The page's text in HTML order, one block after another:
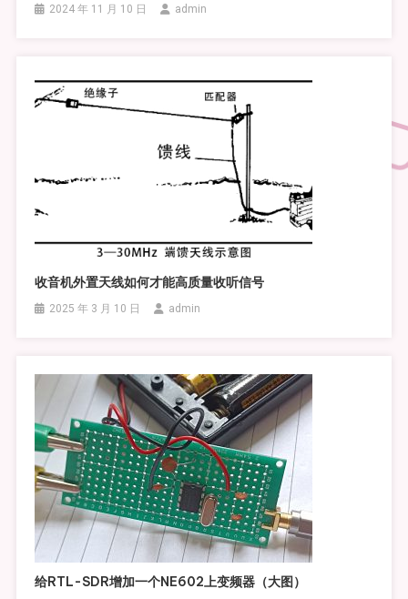
2024 年 11 月 10 日 admin
收音机外置天线如何才能高质量收听信号
2025 年 3 月 10 日 admin
给RTL-SDR增加一个NE602上变频器（大图）